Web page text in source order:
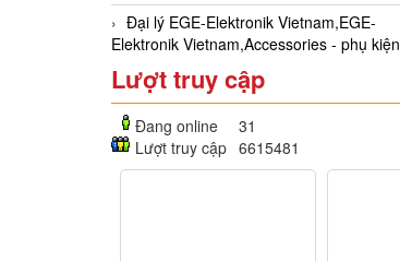
Đại lý EGE-Elektronik Vietnam,EGE-
Elektronik Vietnam,Accessories - phụ kiện
Lượt truy cập
Đang online
31
Lượt truy cập 6615481